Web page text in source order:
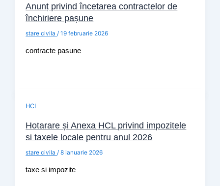
Anunț privind încetarea contractelor de
închiriere pașune
stare civila /19 februarie 2026
contracte pasune
HCL
Hotarare și Anexa HCL privind impozitele
si taxele locale pentru anul 2026
stare civila /8 ianuarie 2026
taxe si impozite